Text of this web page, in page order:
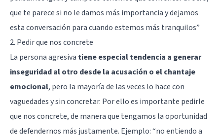
que te parece si no le damos más importancia y dejamos
esta conversación para cuando estemos más tranquilos”
2. Pedir que nos concrete
La persona agresiva tiene especial tendencia a generar
inseguridad al otro desde la acusación o el chantaje
emocional, pero la mayoría de las veces lo hace con
vaguedades y sin concretar. Por ello es importante pedirle
que nos concrete, de manera que tengamos la oportunidad
de defendernos más justamente. Ejemplo: “no entiendo a